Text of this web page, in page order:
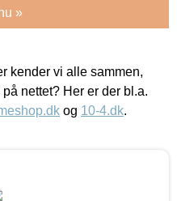
»
kender vi alle sammen,
nettet? Her er der bl.a.
og 10-4.dk.